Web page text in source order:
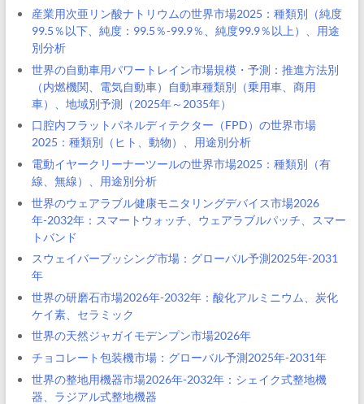
産業用次亜リン酸ナトリウムの世界市場2025：種類別（純度
99.5％以下、純度：99.5％-99.9％、純度99.9％以上）、用途
別分析
世界の自動車用パワートレイン市場規模・予測：推進方法別
（内燃機関、電気自動車）自動車種類別（乗用車、商用
車）、地域別予測（2025年～2035年）
口腔内フラットパネルディテクター（FPD）の世界市場
2025：種類別（ヒト、動物）、用途別分析
電動イヤークリーナーツールの世界市場2025：種類別（有
線、無線）、用途別分析
世界のウェアラブル健康モニタリングデバイス市場2026
年-2032年：スマートウォッチ、ウェアラブルパッチ、スマー
トバンド
スウェイバーブッシング市場：グローバル予測2025年-2031
年
世界の研磨石市場2026年-2032年：酸化アルミニウム、炭化
ケイ素、セラミック
世界の天然ジャガイモデンプン市場2026年
チョコレート包装機市場：グローバル予測2025年-2031年
世界の整地用機器市場2026年-2032年：シェイク式整地機
器、ラジアル式整地機器